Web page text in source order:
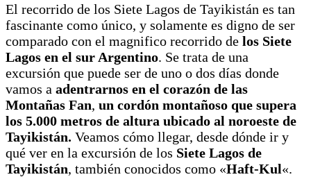
El recorrido de los Siete Lagos de Tayikistán es tan
fascinante como único, y solamente es digno de ser
comparado con el magnifico recorrido de los Siete
Lagos en el sur Argentino. Se trata de una
excursión que puede ser de uno o dos días donde
vamos a adentrarnos en el corazón de las
Montañas Fan, un cordón montañoso que supera
los 5.000 metros de altura ubicado al noroeste de
Tayikistán. Veamos cómo llegar, desde dónde ir y
qué ver en la excursión de los Siete Lagos de
Tayikistán, también conocidos como «Haft-Kul«.